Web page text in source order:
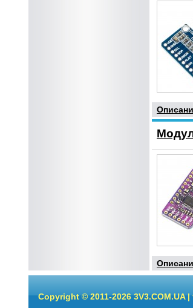
Copyright © 2011-2026 3V3.COM.UA